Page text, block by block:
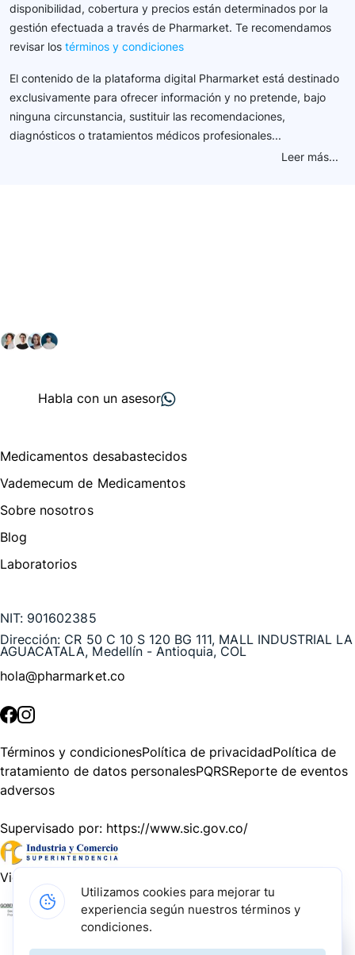
disponibilidad, cobertura y precios están determinados por la
gestión efectuada a través de Pharmarket. Te recomendamos
revisar los términos y condiciones
El contenido de la plataforma digital Pharmarket está destinado
exclusivamente para ofrecer información y no pretende, bajo
ninguna circunstancia, sustituir las recomendaciones,
diagnósticos o tratamientos médicos profesionales...
Leer más...
Habla con un asesor
Medicamentos desabastecidos
Vademecum de Medicamentos
Sobre nosotros
Blog
Laboratorios
NIT: 901602385
Dirección: CR 50 C 10 S 120 BG 111, MALL INDUSTRIAL LA
AGUACATALA, Medellín - Antioquia, COL
hola@pharmarket.co
Términos y condicionesPolítica de privacidadPolítica de
tratamiento de datos personalesPQRSReporte de eventos
adversos
Supervisado por: https://www.sic.gov.co/
Vigilado por:
Gracias a nuestros impulsadores, podemos presentarte la
solución tecnológica más avanzada para resolver los
Utilizamos cookies para mejorar tu
experiencia según nuestros términos y
condiciones.